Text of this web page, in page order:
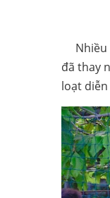
Nhiều
đã thay
loạt